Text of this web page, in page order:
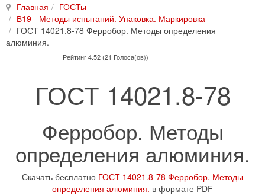
Главная
ГОСТы
В19 - Методы испытаний. Упаковка. Маркировка
ГОСТ 14021.8-78 Ферробор. Методы определения
алюминия.
Рейтинг 4.52 (21 Голоса(ов))
ГОСТ 14021.8-78
Ферробор. Методы
определения алюминия.
Скачать бесплатно ГОСТ 14021.8-78 Ферробор. Методы
определения алюминия. в формате PDF